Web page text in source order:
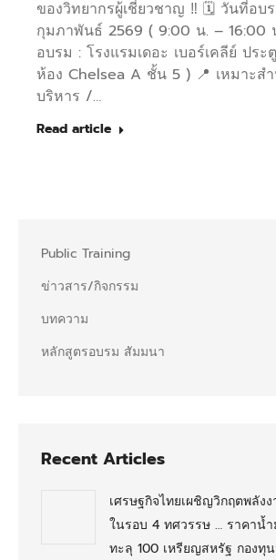
ของวิทยากรผู้เชี่ยวชาญ ‼️ 🗓️ วันที่อบ
กุมภาพันธ์ 2569 ( 9:00 น. – 16:00
อบรม : โรงแรมเดอะ เบอร์เคลีย์ ประ
ห้อง Chelsea A ชั้น 5 ) 📍 เหมาะส
บริหาร /…
Read article
Public Training
ข่าวสาร/กิจกรรม
บทความ
หลักสูตรอบรม สัมมนา
Recent Articles
เศรษฐกิจไทยเผชิญวิกฤตพลัง
ในรอบ 4 ทศวรรษ … ราคาน้
ทะลุ 100 เหรียญสหรัฐ กอง